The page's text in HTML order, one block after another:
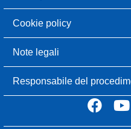
Cookie policy
Note legali
Responsabile del